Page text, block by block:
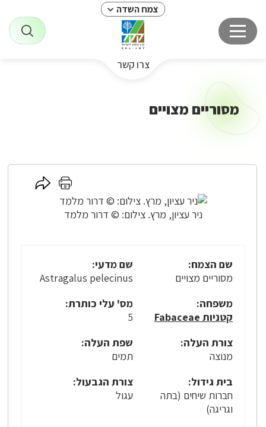
צמח השדה
צרו קשר
מסוריים מצויים
ניר עציון, מרץ. צילום: © דרור מלמד
לחץ
לחץ
כאן
לשיתוף
שם הצמח:
מסוריים מצויים
שם מדעי:
Astragalus pelecinus
משפחה:
קטניות Fabaceae
מס' עלי כותרת:
5
צורת העלה:
מנוצה
שפת העלה:
תמים
בית גידול:
חברות שיחים (בתה
וגריגה)
צורת הגבעול:
עגול